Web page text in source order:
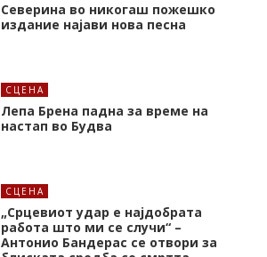
Северина во никогаш пожешко
издание најави нова песна
СЦЕНА
Лепа Брена падна за време на
настап во Будва
СЦЕНА
„Срцевиот удар е најдобрата
работа што ми се случи“ –
Антонио Бандерас се отвори за